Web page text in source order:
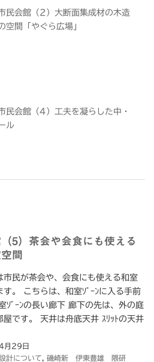
民会館（2）大断面集成材の木造
空間「やぐら広場」
民会館（4）工夫を凝らした中・
ル
5）茶会や会食にも使える
間
市民が茶会や、会食にも使える和室
す。 こちらは、和室ｿﾞｰﾝに入る手前
ｿﾞｰﾝの長い廊下 廊下の先は、外の庭
屋です。 天井は舟底天井 ｽﾘｯﾄの天井
月29日
計について
磯崎新 伊東豊雄 隈研